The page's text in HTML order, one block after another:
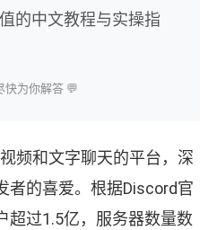
的中文教程与实操指
快为你解答 💬
频和文字聊天的平台，深
者的喜爱。根据Discord官
超过1.5亿，服务器数量数